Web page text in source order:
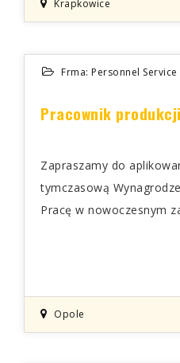
Krapkowice
Frma: Personnel Service
Pracownik
Zapraszamy do
tymczasową
Pracę w nowoczesnym
Opole